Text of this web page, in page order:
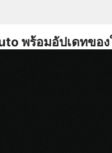
พร้อมอัปเดทขอ